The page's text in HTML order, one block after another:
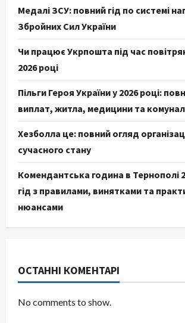
Медалі ЗСУ: повний гід по системі
Збройних Сил України
Чи працює Укрпошта під час
2026 році
Пільги Героя України у 2026 році:
виплат, житла, медицини та
Хезболла це: повний огляд
сучасного стану
Комендантська година в Тернополі
гід з правилами, винятками та
нюансами
ОСТАННІ КОМЕНТАРІ
No comments to show.